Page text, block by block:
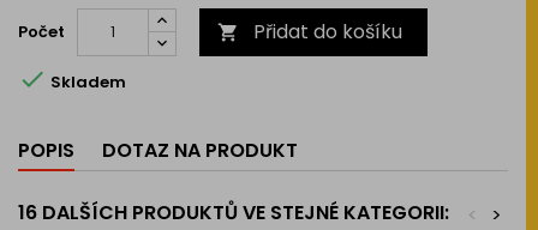
Počet  Přidat do košíku
 Skladem
POPIS DOTAZ NA PRODUKT
16 DALŠÍCH PRODUKTŮ VE STEJNÉ KATEGORII: >
<